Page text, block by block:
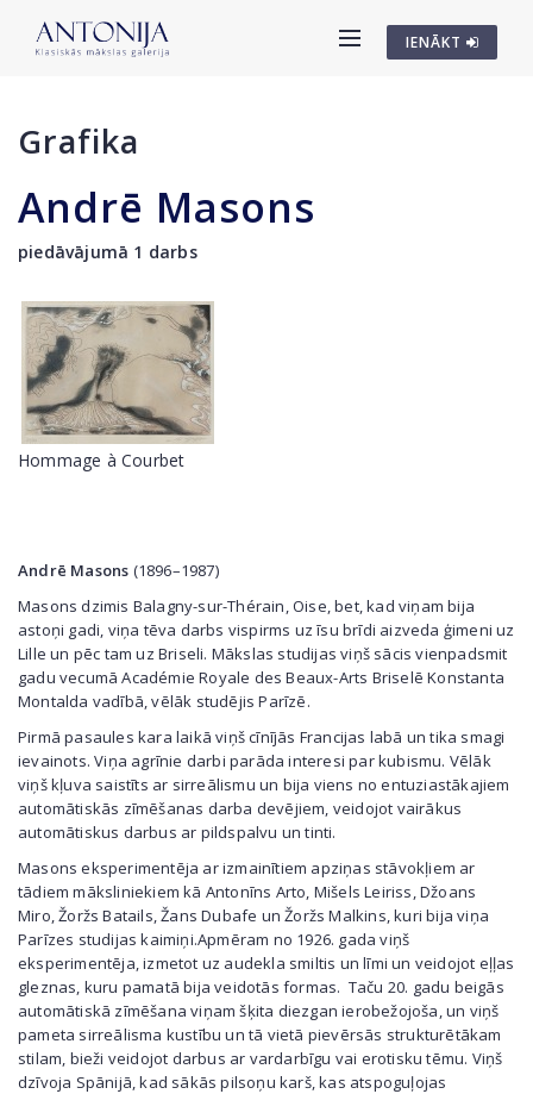
IENĀKT
Grafika
Andrē Masons
piedāvājumā 1 darbs
Hommage à Courbet
Andrē Masons (1896–1987)
Masons dzimis Balagny-sur-Thérain, Oise, bet, kad viņam bija
astoņi gadi, viņa tēva darbs vispirms uz īsu brīdi aizveda ģimeni uz
Lille un pēc tam uz Briseli. Mākslas studijas viņš sācis vienpadsmit
gadu vecumā Académie Royale des Beaux-Arts Briselē Konstanta
Montalda vadībā, vēlāk studējis Parīzē.
Pirmā pasaules kara laikā viņš cīnījās Francijas labā un tika smagi
ievainots. Viņa agrīnie darbi parāda interesi par kubismu. Vēlāk
viņš kļuva saistīts ar sirreālismu un bija viens no entuziastākajiem
automātiskās zīmēšanas darba devējiem, veidojot vairākus
automātiskus darbus ar pildspalvu un tinti.
Masons eksperimentēja ar izmainītiem apziņas stāvokļiem ar
tādiem māksliniekiem kā Antonīns Arto, Mišels Leiriss, Džoans
Miro, Žoržs Batails, Žans Dubafe un Žoržs Malkins, kuri bija viņa
Parīzes studijas kaimiņi.Apmēram no 1926. gada viņš
eksperimentēja, izmetot uz audekla smiltis un līmi un veidojot eļļas
gleznas, kuru pamatā bija veidotās formas. Taču 20. gadu beigās
automātiskā zīmēšana viņam šķita diezgan ierobežojoša, un viņš
pameta sirreālisma kustību un tā vietā pievērsās strukturētākam
stilam, bieži veidojot darbus ar vardarbīgu vai erotisku tēmu. Viņš
dzīvoja Spānijā, kad sākās pilsoņu karš, kas atspoguļojas